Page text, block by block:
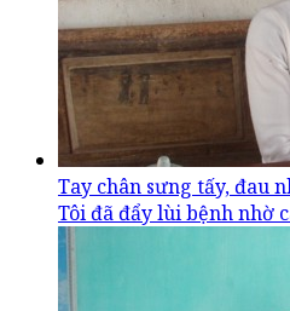
Tay chân sưng tấy, đau
Tôi đã đẩy lùi bệnh nhờ